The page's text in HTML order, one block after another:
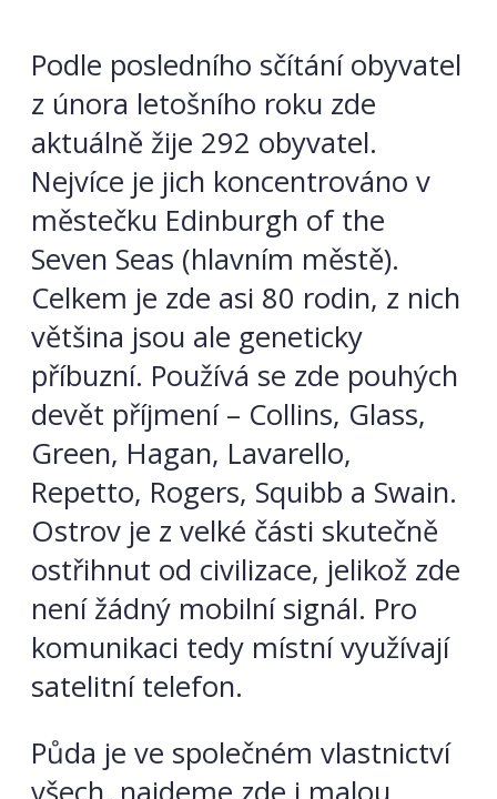
Podle posledního sčítání obyvatel
z února letošního roku zde
aktuálně žije 292 obyvatel.
Nejvíce je jich koncentrováno v
městečku Edinburgh of the
Seven Seas (hlavním městě).
Celkem je zde asi 80 rodin, z nich
většina jsou ale geneticky
příbuzní. Používá se zde pouhých
devět příjmení – Collins, Glass,
Green, Hagan, Lavarello,
Repetto, Rogers, Squibb a Swain.
Ostrov je z velké části skutečně
ostřihnut od civilizace, jelikož zde
není žádný mobilní signál. Pro
komunikaci tedy místní využívají
satelitní telefon.
Půda je ve společném vlastnictví